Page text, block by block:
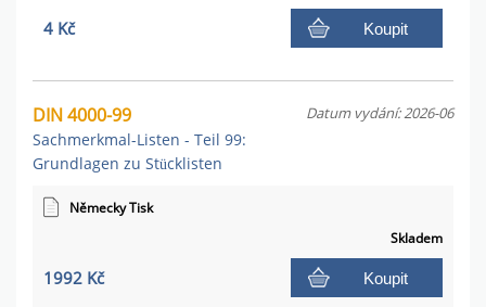
4 Kč Koupit
DIN 4000-99
Sachmerkmal-Listen - Teil 99:
Grundlagen zu Stücklisten
Datum vydání: 2026-06
Německy Tisk
Skladem
1992 Kč Koupit